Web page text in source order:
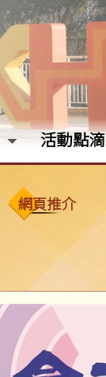
活動點滴
網頁推介